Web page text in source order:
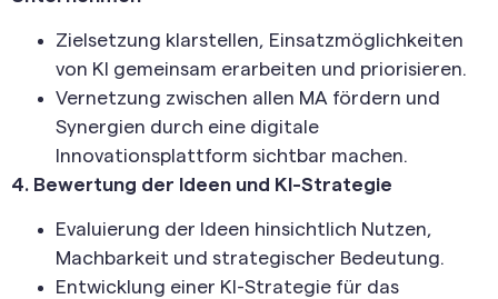
Zielsetzung klarstellen, Einsatzmöglichkeiten
von KI gemeinsam erarbeiten und priorisieren.
Vernetzung zwischen allen MA fördern und
Synergien durch eine digitale
Innovationsplattform sichtbar machen.
4. Bewertung der Ideen und KI-Strategie
Evaluierung der Ideen hinsichtlich Nutzen,
Machbarkeit und strategischer Bedeutung.
Entwicklung einer KI-Strategie für das